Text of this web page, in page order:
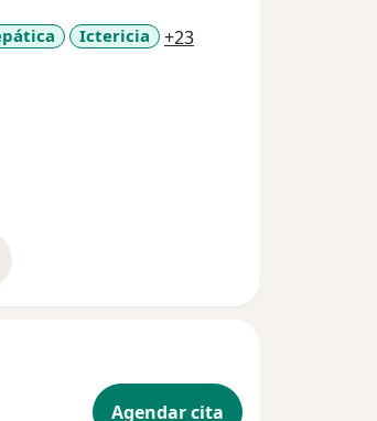
Ictericia +23a11y_sr_more_diseases
Agendar cita